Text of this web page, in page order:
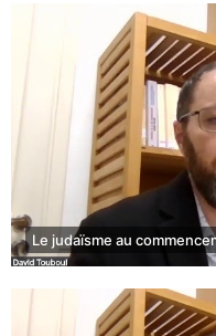
Le judaïsme au